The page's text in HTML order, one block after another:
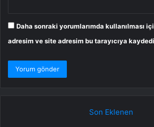
Daha sonraki yorumlarımda kullanılması
adresim ve site adresim bu tarayıcıya
Son Eklenen